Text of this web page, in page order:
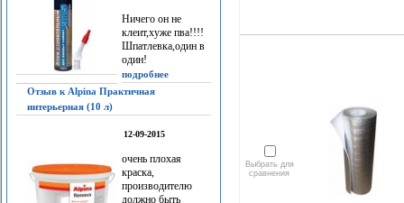
Ничего он не
клеит,хуже пва!!!!
Шпатлевка,один в
один!
подробнее
Отзыв к Alpina Практичная
интерьерная (10 л)
12-09-2015
очень плохая
краска,
производителю
должно быть
Выбрать для
сравнения